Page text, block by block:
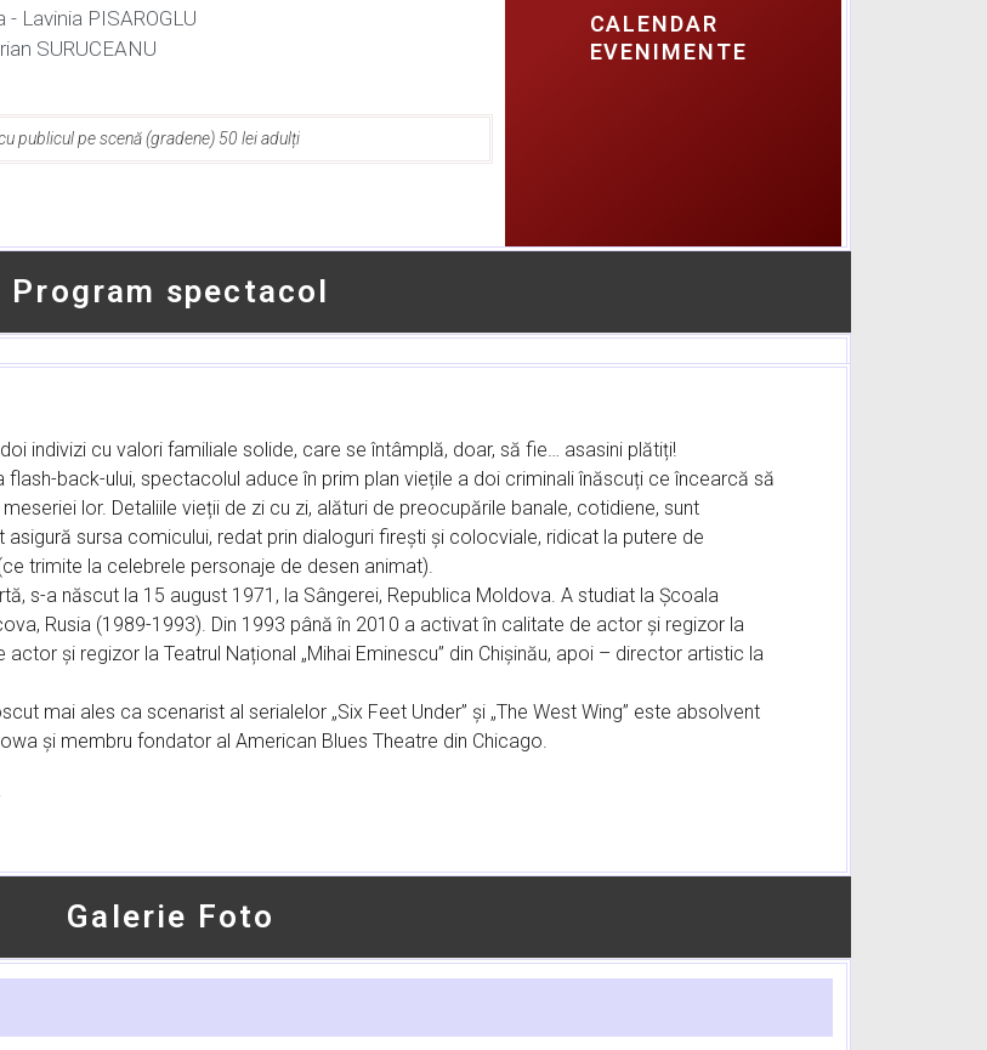
- Lavinia PISAROGLU
SURUCEANU
publicul pe scenă (gradene) 50 lei adulți
CALENDAR
EVENIMENTE
Program spectacol
indivizi cu valori familiale solide, care se întâmplă, doar, să fie… asasini plătiți!
back-ului, spectacolul aduce în prim plan viețile a doi criminali înăscuți ce încearcă să
lor. Detaliile vieții de zi cu zi, alături de preocupările banale, cotidiene, sunt
sursa comicului, redat prin dialoguri firești și colocviale, ridicat la putere de
trimite la celebrele personaje de desen animat).
s-a născut la 15 august 1971, la Sângerei, Republica Moldova. A studiat la Școala
Rusia (1989-1993). Din 1993 până în 2010 a activat în calitate de actor și regizor la
actor și regizor la Teatrul Național „Mihai Eminescu” din Chișinău, apoi – director artistic la
mai ales ca scenarist al serialelor „Six Feet Under” și „The West Wing” este absolvent
și membru fondator al American Blues Theatre din Chicago.
Galerie Foto